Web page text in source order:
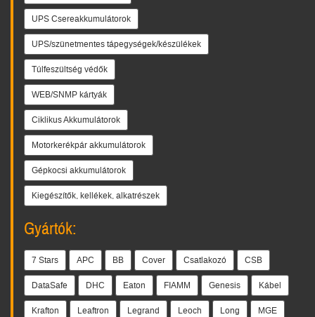
UPS Csereakkumulátorok
UPS/szünetmentes tápegységek/készülékek
Túlfeszültség védők
WEB/SNMP kártyák
Ciklikus Akkumulátorok
Motorkerékpár akkumulátorok
Gépkocsi akkumulátorok
Kiegészítők, kellékek, alkatrészek
Gyártók:
7 Stars APC BB Cover Csatlakozó CSB
DataSafe DHC Eaton FIAMM Genesis Kábel
Krafton Leaftron Legrand Leoch Long MGE